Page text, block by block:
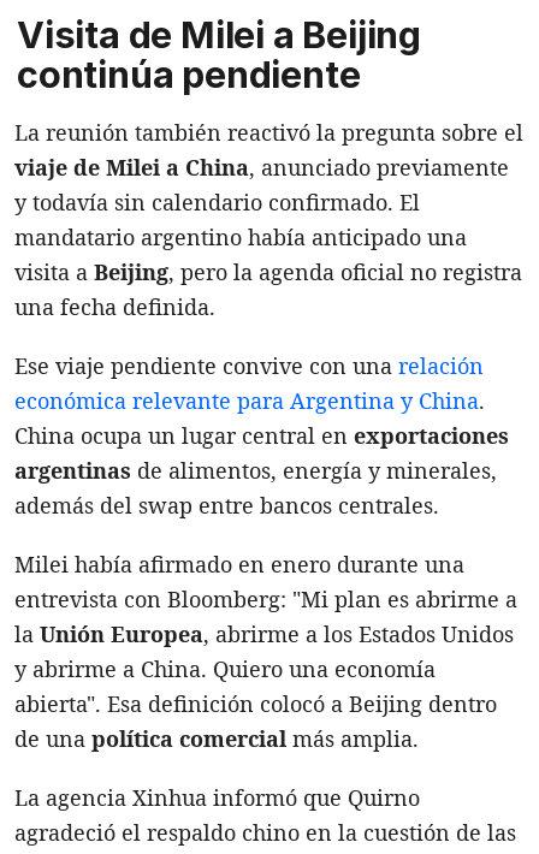
Visita de Milei a Beijing
continúa pendiente
La reunión también reactivó la pregunta sobre el
viaje de Milei a China, anunciado previamente
y todavía sin calendario confirmado. El
mandatario argentino había anticipado una
visita a Beijing, pero la agenda oficial no registra
una fecha definida.
Ese viaje pendiente convive con una relación
económica relevante para Argentina y China.
China ocupa un lugar central en exportaciones
argentinas de alimentos, energía y minerales,
además del swap entre bancos centrales.
Milei había afirmado en enero durante una
entrevista con Bloomberg: "Mi plan es abrirme a
la Unión Europea, abrirme a los Estados Unidos
y abrirme a China. Quiero una economía
abierta". Esa definición colocó a Beijing dentro
de una política comercial más amplia.
La agencia Xinhua informó que Quirno
agradeció el respaldo chino en la cuestión de las